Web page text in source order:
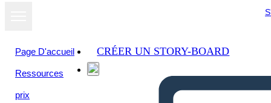
Page D'accueil
Ressources
prix
CRÉER UN STORY-BOARD